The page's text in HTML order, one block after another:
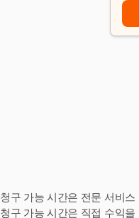
청구 가능 시간은 전문 서비
청구 가능 시간은 직접 수익